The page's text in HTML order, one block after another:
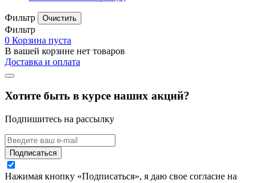
Фильтр
Фильтр
0 Корзина пуста
В вашей корзине нет товаров
Доставка и оплата
Хотите быть в курсе наших акций?
Подпишитесь на рассылку
Подписаться
Нажимая кнопку «Подписаться», я даю свое согласие на